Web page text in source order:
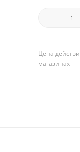
Цена
магазинах